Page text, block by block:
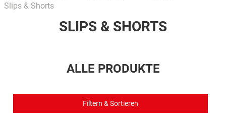
Slips & Shorts
SLIPS & SHORTS
ALLE PRODUKTE
Filtern & Sortieren